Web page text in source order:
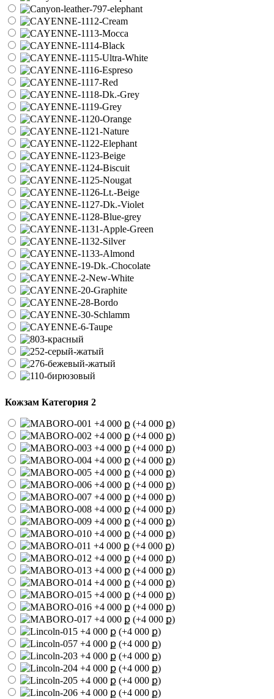
Кожзам Категория 2
(+4 000 ք)
(+4 000 ք)
(+4 000 ք)
(+4 000 ք)
(+4 000 ք)
(+4 000 ք)
(+4 000 ք)
(+4 000 ք)
(+4 000 ք)
(+4 000 ք)
(+4 000 ք)
(+4 000 ք)
(+4 000 ք)
(+4 000 ք)
(+4 000 ք)
(+4 000 ք)
(+4 000 ք)
(+4 000 ք)
(+4 000 ք)
(+4 000 ք)
(+4 000 ք)
(+4 000 ք)
(+4 000 ք)